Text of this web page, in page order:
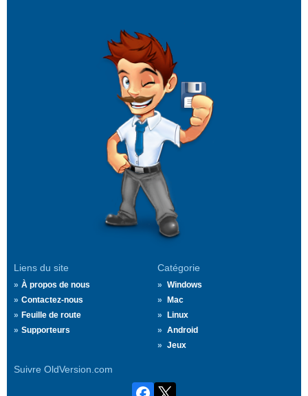
Liens du site
À propos de nous
Contactez-nous
Feuille de route
Supporteurs
Catégorie
Windows
Mac
Linux
Android
Jeux
Suivre OldVersion.com